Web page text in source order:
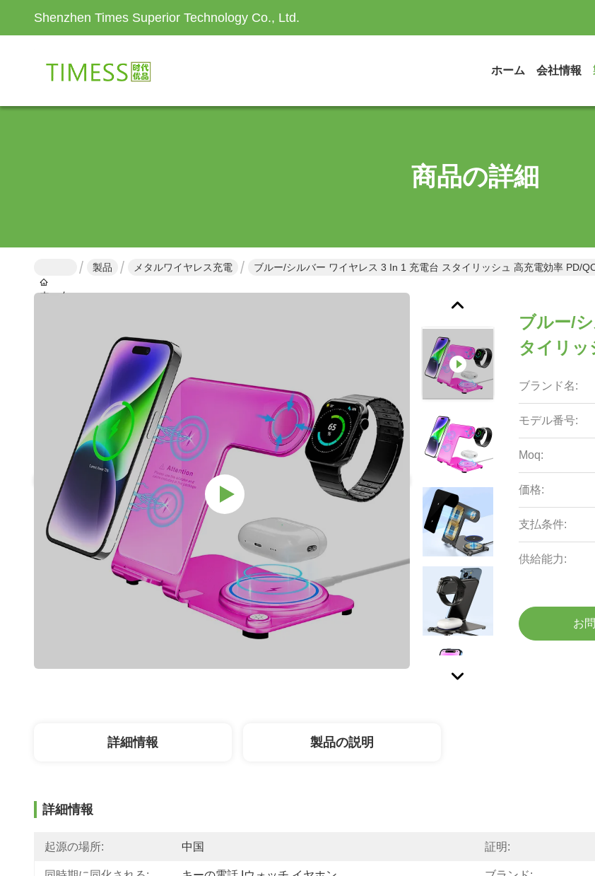
Shenzhen Times Superior Technology Co., Ltd.
ホーム 会社情報
商品の詳細
ホーム
製品 メタルワイヤレス充電 ブルー/シルバー ワイヤレス 3 In 1 充電台 スタイリッシュ 高充電効率 PD/
ブルー/
タイリッ
ブランド名:
モデル番号:
Moq:
価格:
支払条件:
供給能力:
お
詳細情報 製品の説明
詳細情報
起源の場所: 中国 証明: